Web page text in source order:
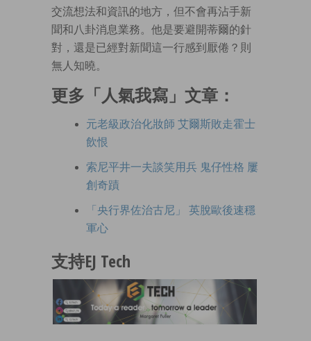
交流想法和資訊的地方，但不會再沾手新
聞和八卦消息業務。他是要避開蒂爾的針
對，還是已經對新聞這一行感到厭倦？則
無人知曉。
更多「人氣我寫」文章：
元老級政治化妝師 艾爾斯敗走霍士
飲恨
索尼平井一夫談笑用兵 鬼仔性格 屢
創奇蹟
「央行界佐治古尼」 英脫歐後速穩
軍心
支持EJ Tech